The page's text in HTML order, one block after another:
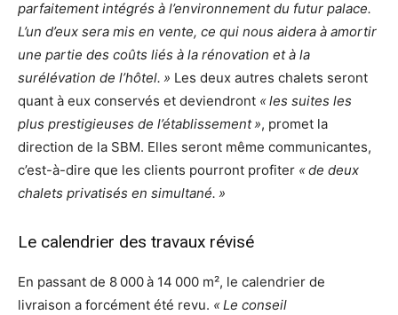
parfaitement intégrés à l’environnement du futur palace.
L’un d’eux sera mis en vente, ce qui nous aidera à amortir
une partie des coûts liés à la rénovation et à la
surélévation de l’hôtel. » Les deux autres chalets seront
quant à eux conservés et deviendront « les suites les
plus prestigieuses de l’établissement », promet la
direction de la SBM. Elles seront même communicantes,
c’est-à-dire que les clients pourront profiter « de deux
chalets privatisés en simultané. »
Le calendrier des travaux révisé
En passant de 8 000 à 14 000 m², le calendrier de
livraison a forcément été revu. « Le conseil